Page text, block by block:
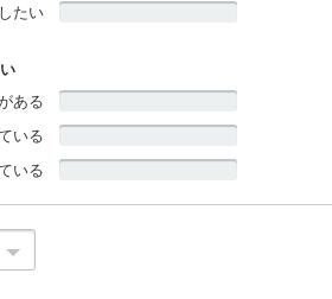
たい
ある
いる
いる